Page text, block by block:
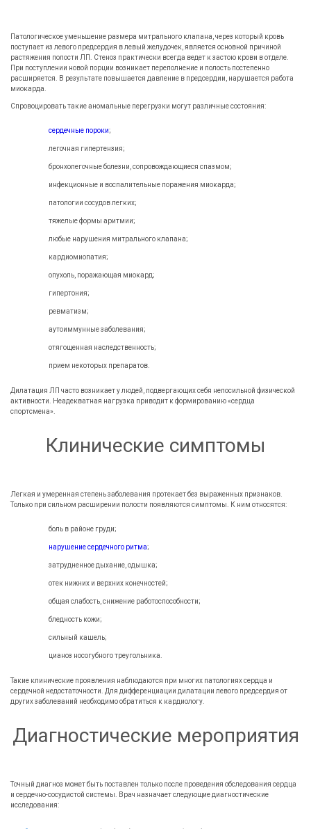
Патологическое уменьшение размера митрального клапана, через который кровь
поступает из левого предсердия в левый желудочек, является основной причиной
растяжения полости ЛП. Стеноз практически всегда ведет к застою крови в отделе.
При поступлении новой порции возникает переполнение и полость постепенно
расширяется. В результате повышается давление в предсердии, нарушается работа
миокарда.
Спровоцировать такие аномальные перегрузки могут различные состояния:
сердечные пороки;
легочная гипертензия;
бронхолегочные болезни, сопровождающиеся спазмом;
инфекционные и воспалительные поражения миокарда;
патологии сосудов легких;
тяжелые формы аритмии;
любые нарушения митрального клапана;
кардиомиопатия;
опухоль, поражающая миокард;
гипертония;
ревматизм;
аутоиммунные заболевания;
отягощенная наследственность;
прием некоторых препаратов.
Дилатация ЛП часто возникает у людей, подвергающих себя непосильной физической
активности. Неадекватная нагрузка приводит к формированию «сердца
спортсмена».
Клинические симптомы
Легкая и умеренная степень заболевания протекает без выраженных признаков.
Только при сильном расширении полости появляются симптомы. К ним относятся:
боль в районе груди;
нарушение сердечного ритма;
затрудненное дыхание, одышка;
отек нижних и верхних конечностей;
общая слабость, снижение работоспособности;
бледность кожи;
сильный кашель;
цианоз носогубного треугольника.
Такие клинические проявления наблюдаются при многих патологиях сердца и
сердечной недостаточности. Для дифференциации дилатации левого предсердия от
других заболеваний необходимо обратиться к кардиологу.
Диагностические мероприятия
Точный диагноз может быть поставлен только после проведения обследования сердца
и сердечно-сосудистой системы. Врач назначает следующие диагностические
исследования: